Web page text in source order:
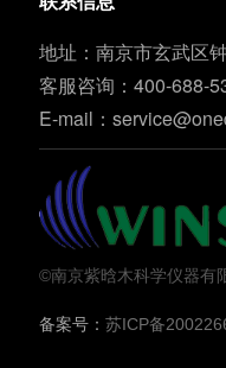
地址：南京市玄武区
客服咨询：400-688-
E-mail：
©南京紫晗木科学仪器有
备案号：苏ICP备